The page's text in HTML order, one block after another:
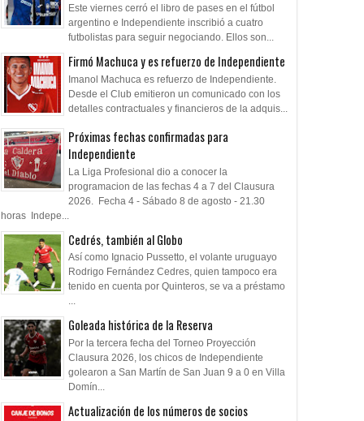
Este viernes cerró el libro de pases en el fútbol
argentino e Independiente inscribió a cuatro
futbolistas para seguir negociando. Ellos son...
Firmó Machuca y es refuerzo de Independiente
Imanol Machuca es refuerzo de Independiente.
Desde el Club emitieron un comunicado con los
detalles contractuales y financieros de la adquis...
Próximas fechas confirmadas para
Independiente
La Liga Profesional dio a conocer la
programacion de las fechas 4 a 7 del Clausura
2026. Fecha 4 - Sábado 8 de agosto - 21.30
horas Indepe...
Cedrés, también al Globo
Así como Ignacio Pussetto, el volante uruguayo
Rodrigo Fernández Cedres, quien tampoco era
tenido en cuenta por Quinteros, se va a préstamo
...
Goleada histórica de la Reserva
Por la tercera fecha del Torneo Proyección
Clausura 2026, los chicos de Independiente
golearon a San Martín de San Juan 9 a 0 en Villa
Domín...
Actualización de los números de socios